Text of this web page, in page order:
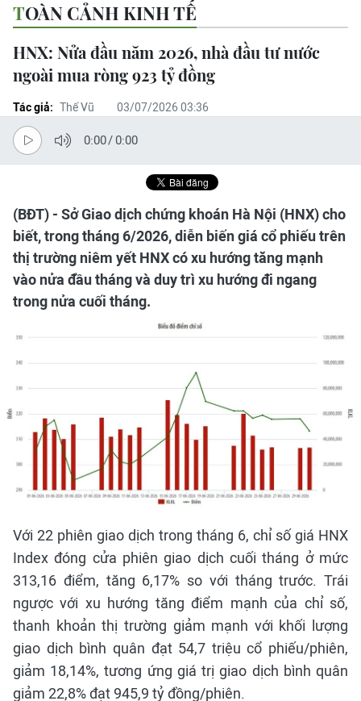
TOÀN CẢNH KINH TẾ
HNX: Nửa đầu năm 2026, nhà đầu tư nước
ngoài mua ròng 923 tỷ đồng
Tác giả: Thế Vũ 03/07/2026 03:36
0:00/0:00
(BĐT) - Sở Giao dịch chứng khoán Hà Nội (HNX) cho
biết, trong tháng 6/2026, diễn biến giá cổ phiếu trên
thị trường niêm yết HNX có xu hướng tăng mạnh
vào nửa đầu tháng và duy trì xu hướng đi ngang
trong nửa cuối tháng.
Với 22 phiên giao dịch trong tháng 6, chỉ số giá HNX
Index đóng cửa phiên giao dịch cuối tháng ở mức
313,16 điểm, tăng 6,17% so với tháng trước. Trái
ngược với xu hướng tăng điểm mạnh của chỉ số,
thanh khoản thị trường giảm mạnh với khối lượng
giao dịch bình quân đạt 54,7 triệu cổ phiếu/phiên,
giảm 18,14%, tương ứng giá trị giao dịch bình quân
giảm 22,8% đạt 945,9 tỷ đồng/phiên.